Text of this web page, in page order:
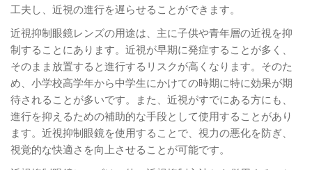
工夫し、近視の進行を遅らせることができます。
近視抑制眼鏡レンズの用途は、主に子供や青年層の近視を抑
制することにあります。近視が早期に発症することが多く、
そのまま放置すると進行するリスクが高くなります。そのた
め、小学校高学年から中学生にかけての時期に特に効果が期
待されることが多いです。また、近視がすでにある方にも、
進行を抑えるための補助的な手段として使用することがあり
ます。近視抑制眼鏡を使用することで、視力の悪化を防ぎ、
視覚的な快適さを向上させることが可能です。